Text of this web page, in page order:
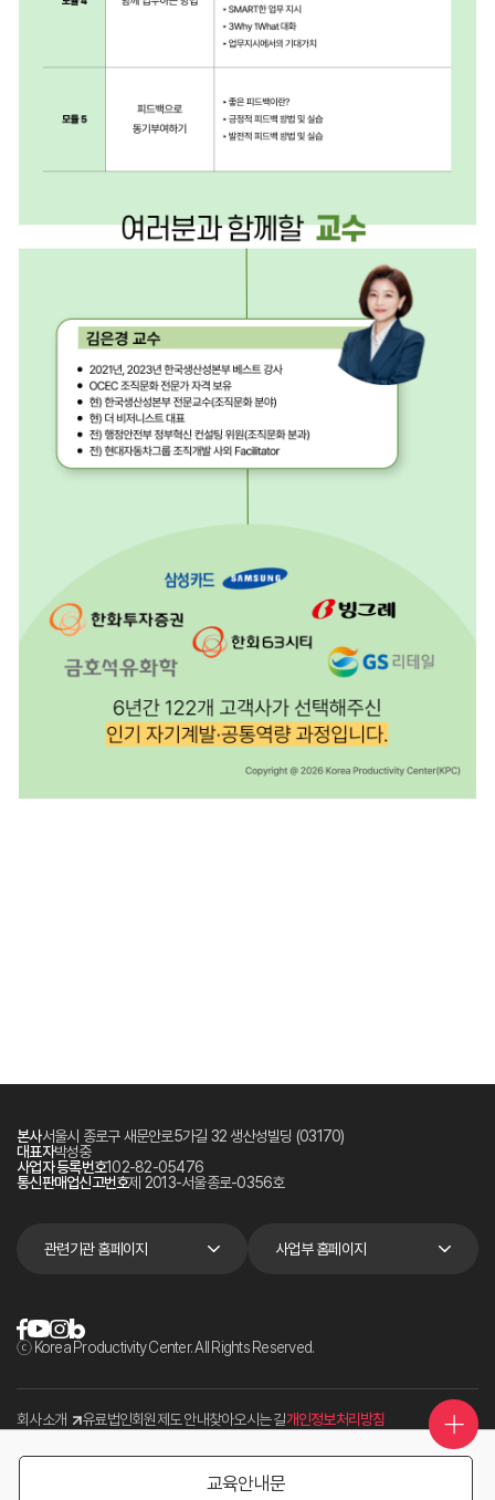
교육안내문
본사서울시 종로구 새문안로5가길 32 생산성빌딩 (03170)
대표자박성중
사업자 등록번호102-82-05476
통신판매업신고번호제 2013-서울종로-0356호
관련기관 홈페이지 사업부 홈페이지
ⓒ Korea Productivity Center. All Rights Reserved.
회사소개 유료법인회원제도 안내찾아오시는 길개인정보처리방침